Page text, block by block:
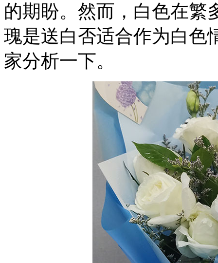
的期盼。然而，白色在繁
瑰是送白否适合作为白色
家分析一下。